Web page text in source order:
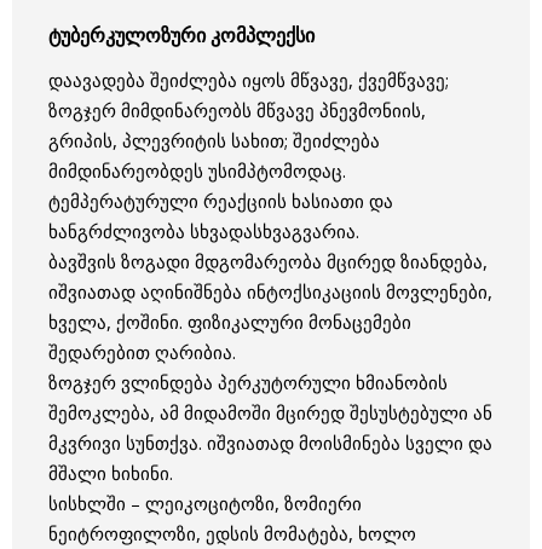
ტუბერკულოზური კომპლექსი
დაავადება შეიძლება იყოს მწვავე, ქვემწვავე;
ზოგჯერ მიმდინარეობს მწვავე პნევმონიის,
გრიპის, პლევრიტის სახით; შეიძლება
მიმდინარეობდეს უსიმპტომოდაც.
ტემპერატურული რეაქციის ხასიათი და
ხანგრძლივობა სხვადასხვაგვარია.
ბავშვის ზოგადი მდგომარეობა მცირედ ზიანდება,
იშვიათად აღინიშნება ინტოქსიკაციის მოვლენები,
ხველა, ქოშინი. ფიზიკალური მონაცემები
შედარებით ღარიბია.
ზოგჯერ ვლინდება პერკუტორული ხმიანობის
შემოკლება, ამ მიდამოში მცირედ შესუსტებული ან
მკვრივი სუნთქვა. იშვიათად მოისმინება სველი და
მშალი ხიხინი.
სისხლში – ლეიკოციტოზი, ზომიერი
ნეიტროფილოზი, ედსის მომატება, ხოლო